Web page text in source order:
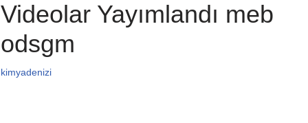
Videolar Yayımlandı meb
odsgm
kimyadenizi